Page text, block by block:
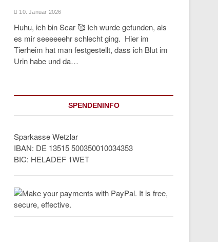
10. Januar 2026
Huhu, ich bin Scar 🥰 Ich wurde gefunden, als
es mir seeeeeehr schlecht ging. Hier im
Tierheim hat man festgestellt, dass ich Blut im
Urin habe und da…
SPENDENINFO
Sparkasse Wetzlar
IBAN: DE 13515 500350010034353
BIC: HELADEF 1WET